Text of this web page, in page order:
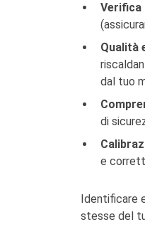
Verifica
Qualità
dal tuo
di
e
Identificare
stesse del